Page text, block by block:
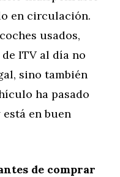
en circulación.
usados,
ITV al día no
sino también
ha pasado
en buen
de comprar